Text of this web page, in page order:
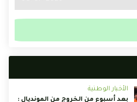
الأخبار الوطنية
بعد أسبوع من الخروج من المونديال :